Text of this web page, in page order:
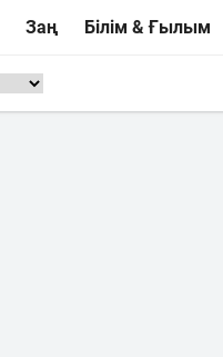
Заң Білім & Ғылым